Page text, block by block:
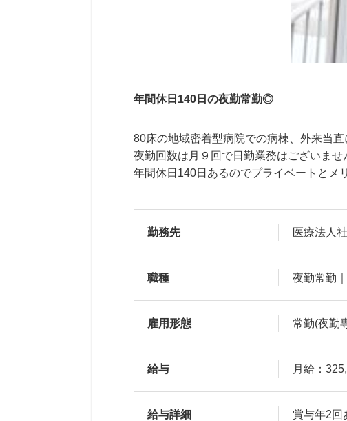
年間休日140日の夜勤常勤◎
80床の地域密着型病院での病棟、外来当
夜勤回数は月９回で日勤業務はございませ
年間休日140日あるのでプライベートとメ
勤務先 医療法人
職種 夜勤常勤
雇用形態 常勤(夜勤
給与 月給：
給与詳細 賞与年2回